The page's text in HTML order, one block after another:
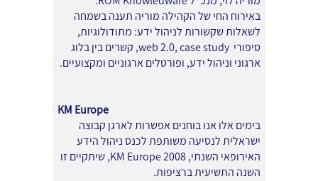
באירוח החי של הקהילה מוריה תענה בשמחה
לשאלות שקשורות לניהול ידע: מתודולוגיות,
סיפורי web 2.0, case study, קשרים בין בלוג
ארגוני וניהול ידע, ופורטלים ארגוניים ומקצועיים.
KM Europe
בימים אלו אנו בוחנים אפשרות לארגן קבוצה
ישראלית לנסיעה משותפת לכנס ניהול הידע
האירופאי השנתי,
KM Europe2008, שיתקיים זו
השנה התשיעית ברציפות.